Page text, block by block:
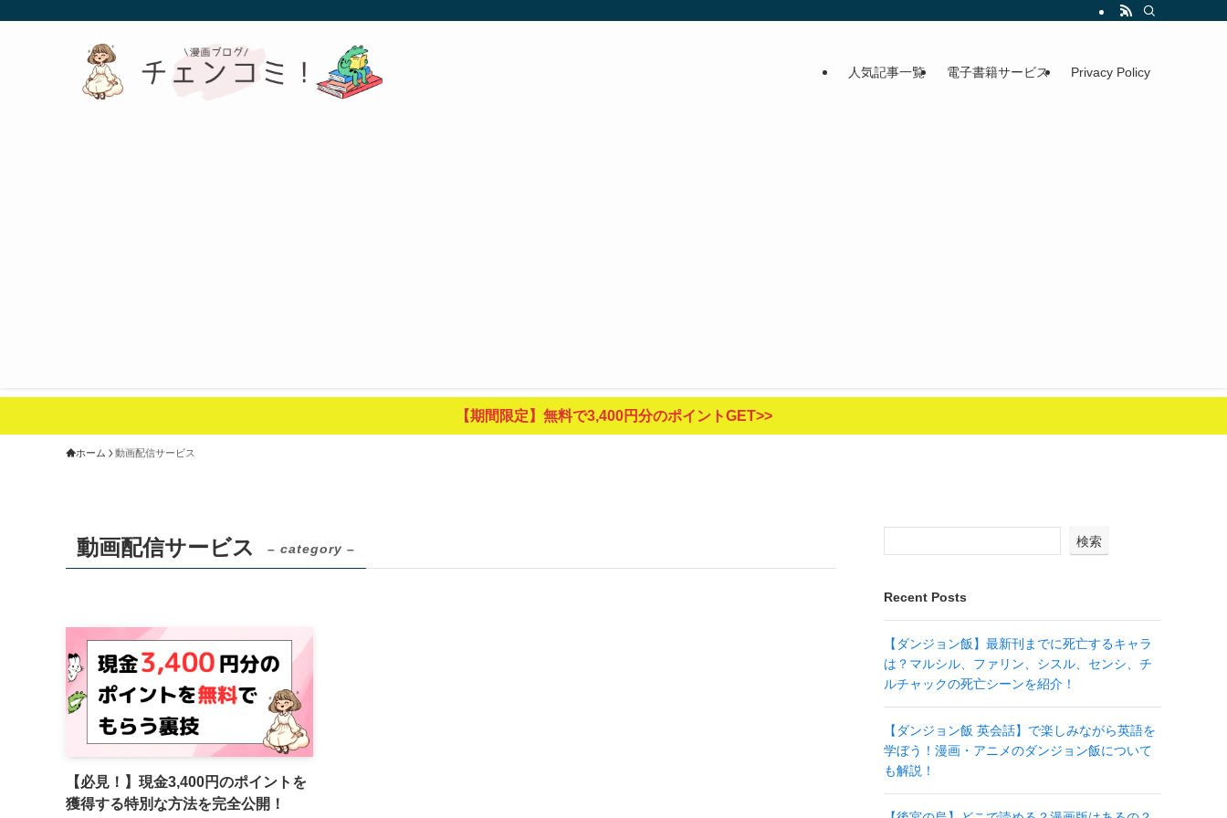
人気記事一覧 電子書籍サービス Privacy Policy
【期間限定】無料で3,400円分のポイントGET>>
ホーム 動画配信サービス
動画配信サービス – category –
【必見！】現金3,400円のポイントを
獲得する特別な方法を完全公開！
検索
Recent Posts
【ダンジョン飯】最新刊までに死亡するキャラ
は？マルシル、ファリン、シスル、センシ、チ
ルチャックの死亡シーンを紹介！
【ダンジョン飯 英会話】で楽しみながら英語を
学ぼう！漫画・アニメのダンジョン飯について
も解説！